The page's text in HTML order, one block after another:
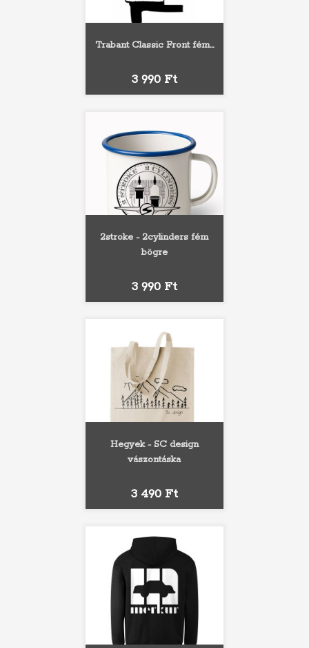
Trabant Classic Front fém...
Ár
3 990 Ft
2stroke - 2cylinders fém
bögre
Ár
3 990 Ft
Hegyek - SC design
vászontáska
Ár
3 490 Ft